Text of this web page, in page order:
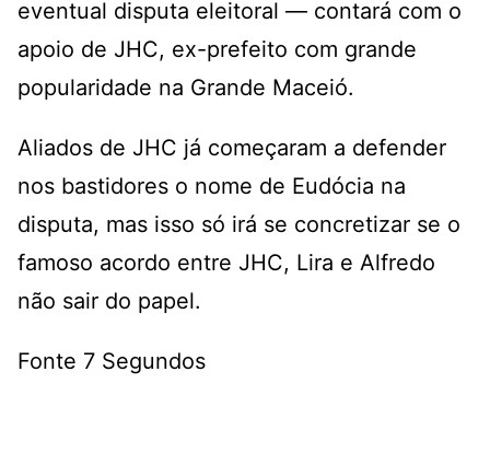
eventual disputa eleitoral — contará com o
apoio de JHC, ex-prefeito com grande
popularidade na Grande Maceió.
Aliados de JHC já começaram a defender
nos bastidores o nome de Eudócia na
disputa, mas isso só irá se concretizar se o
famoso acordo entre JHC, Lira e Alfredo
não sair do papel.
Fonte 7 Segundos